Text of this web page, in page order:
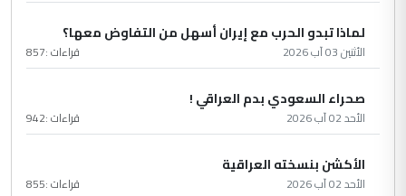
لماذا تبدو الحرب مع إيران أسهل من التفاوض معها؟
الأثنين 03 آب 2026 قراءات :857
صحراء السعودي بدم العراقي !
الأحد 02 آب 2026 قراءات :942
الأكشن بنسخته العراقية
الأحد 02 آب 2026 قراءات :855